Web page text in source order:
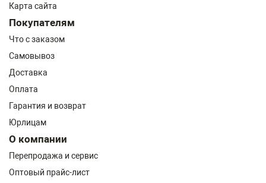
Карта сайта
Покупателям
Что с заказом
Самовывоз
Доставка
Оплата
Гарантия и возврат
Юрлицам
О компании
Перепродажа и сервис
Оптовый прайс-лист